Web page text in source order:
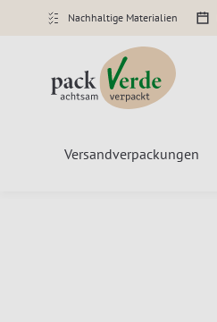
Nachhaltige Materialien
Versandverpackungen